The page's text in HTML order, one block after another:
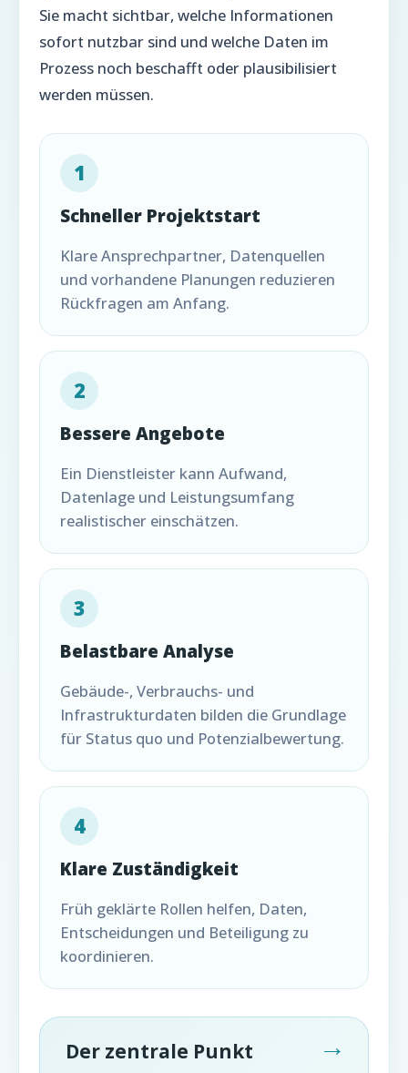
Sie macht sichtbar, welche Informationen
sofort nutzbar sind und welche Daten im
Prozess noch beschafft oder plausibilisiert
werden müssen.
1
Schneller Projektstart
Klare Ansprechpartner, Datenquellen
und vorhandene Planungen reduzieren
Rückfragen am Anfang.
2
Bessere Angebote
Ein Dienstleister kann Aufwand,
Datenlage und Leistungsumfang
realistischer einschätzen.
3
Belastbare Analyse
Gebäude-, Verbrauchs- und
Infrastrukturdaten bilden die Grundlage
für Status quo und Potenzialbewertung.
4
Klare Zuständigkeit
Früh geklärte Rollen helfen, Daten,
Entscheidungen und Beteiligung zu
koordinieren.
Der zentrale Punkt